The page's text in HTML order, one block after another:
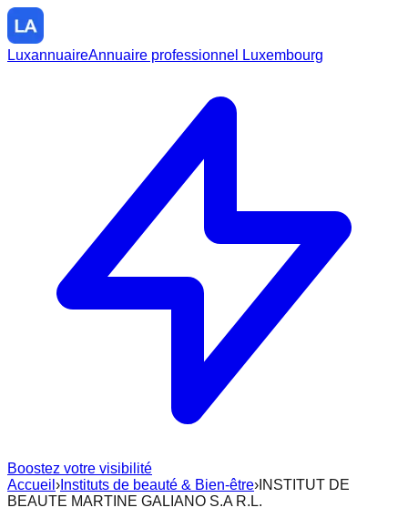
LuxannuaireAnnuaire professionnel Luxembourg
Boostez votre visibilité
Accueil › Instituts de beauté & Bien-être› INSTITUT DE
BEAUTE MARTINE GALIANO S.A R.L.